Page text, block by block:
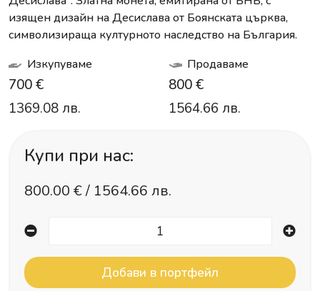
изящен дизайн на Десислава от Боянската църква,
символизираща културното наследство на България.
Изкупуваме
700 €
1369.08 лв.
Продаваме
800 €
1564.66 лв.
Купи при нас:
800.00 € / 1564.66 лв.